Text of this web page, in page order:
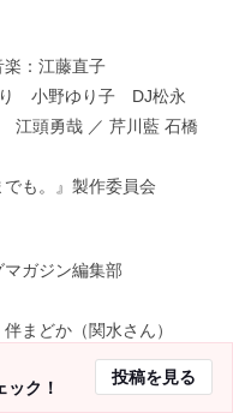
：江藤直子
小野ゆり子 DJ松永
頭勇哉 ／ 芹川藍 石橋
も。』製作委員会
ガジン編集部
まどか（関水さん）
、後藤仁子（関水さん）
ック！
投稿を見る